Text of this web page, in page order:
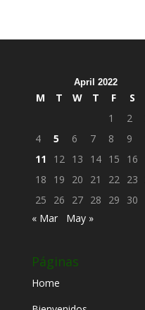
April 2022
M T W T F S
1
2
4
5 6 7 8 9
11
12 13 14 15 16
18
19 20 21 22 23
25
26 27 28 29
30
« Mar
May »
Páginas
Home